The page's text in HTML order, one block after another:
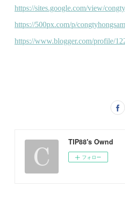
TIP88's Ownd
フォロー